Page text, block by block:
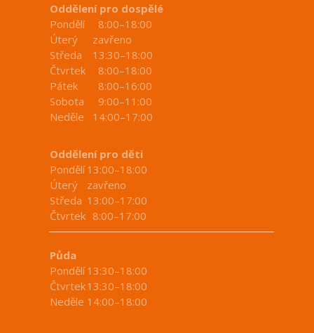
Oddělení pro dospělé
Pondělí
8:00–18:00
Úterý
zavřeno
Středa
13:30–18:00
Čtvrtek
8:00–18:00
Pátek
8:00–16:00
Sobota
9:00–11:00
Neděle
14:00–17:00
Oddělení pro děti
Pondělí13:00–18:00
Úterý
zavřeno
Středa 13:00–17:00
Čtvrtek 8:00–17:00
Půda
Pondělí13:30–18:00
Čtvrtek13:30–18:00
Neděle 14:00–18:00